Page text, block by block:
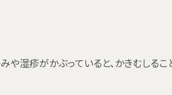
湿疹がかぶっていると、かきむしるこ